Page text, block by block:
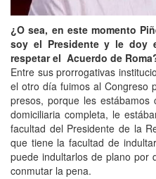
¿O sea, en este momento
soy el Presidente y le doy
respetar el Acuerdo de
Entre sus prorrogativas
el otro día fuimos al Congreso
presos, porque les estábamos
domiciliaria completa, le
facultad del Presidente de la
que tiene la facultad de
puede indultarlos de plano por
conmutar la pena.